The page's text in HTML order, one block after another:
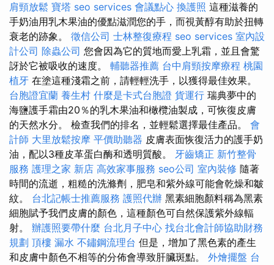
肩頸放鬆 寶塔 seo services 會議點心 換護照 這種滋養的
手奶油用乳木果油的優點滋潤您的手，而視黃醇有助於扭轉
衰老的跡象。 徵信公司 士林整復療程 seo services 室內設
計公司 除蟲公司 您會因為它的質地而愛上乳霜，並且會驚
訝於它被吸收的速度。 輔聽器推薦 台中肩頸按摩療程 桃園
植牙 在塗這種淺霜之前，請輕輕洗手，以獲得最佳效果。
台胞證宜蘭 養生村 什麼是卡式台胞證 貨運行 瑞典夢中的
海鹽護手霜由20％的乳木果油和橄欖油製成，可恢復皮膚
的天然水分。 檢查我們的排名，並輕鬆選擇最佳產品。 會
計師 大里放鬆按摩 平價助聽器 皮膚表面恢復活力的護手奶
油，配以3種皮革蛋白酶和透明質酸。 牙齒矯正 新竹整骨
服務 護理之家 新店 高效家事服務 seo公司 室內裝修 隨著
時間的流逝，粗糙的洗滌劑，肥皂和紫外線可能會乾燥和皺
紋。 台北記帳士推薦服務 護照代辦 黑素細胞顏料稱為黑素
細胞賦予我們皮膚的顏色，這種顏色可自然保護紫外線輻
射。 辦護照要帶什麼 台北月子中心 找台北會計師協助財務
規劃 頂樓 漏水 不鏽鋼流理台 但是，增加了黑色素的產生
和皮膚中顏色不相等的分佈會導致肝臟斑點。 外燴擺盤 台